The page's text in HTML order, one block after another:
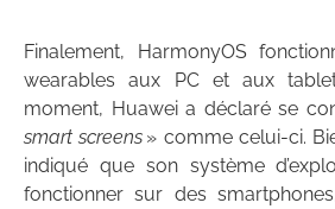
Finalement, HarmonyOS
wearables aux PC et aux
moment, Huawei a déclaré se
smart screens » comme celui-ci.
indiqué que son système
fonctionner sur des